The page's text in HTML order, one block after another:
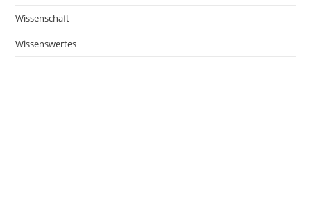
Wissenschaft
Wissenswertes